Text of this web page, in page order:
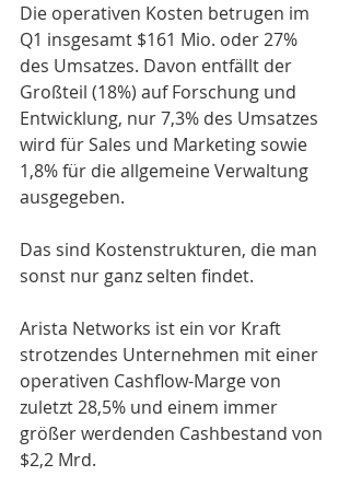
Die operativen Kosten betrugen im
Q1 insgesamt $161 Mio. oder 27%
des Umsatzes. Davon entfällt der
Großteil (18%) auf Forschung und
Entwicklung, nur 7,3% des Umsatzes
wird für Sales und Marketing sowie
1,8% für die allgemeine Verwaltung
ausgegeben.
Das sind Kostenstrukturen, die man
sonst nur ganz selten findet.
Arista Networks ist ein vor Kraft
strotzendes Unternehmen mit einer
operativen Cashflow-Marge von
zuletzt 28,5% und einem immer
größer werdenden Cashbestand von
$2,2 Mrd.